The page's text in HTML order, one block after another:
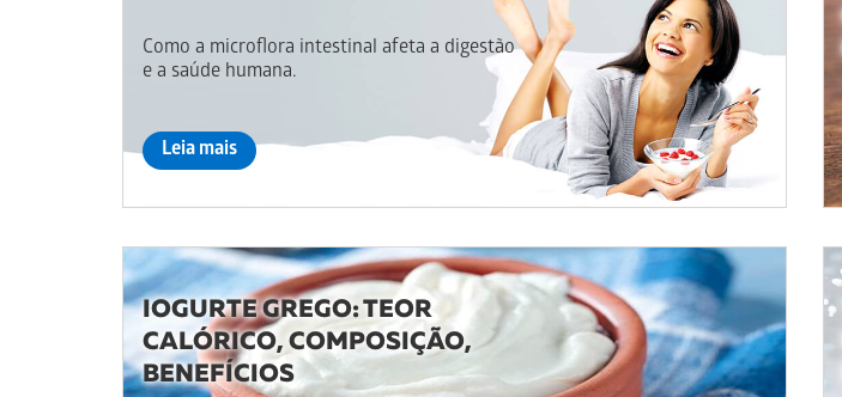
Como a microflora intestinal afeta a digestão
e a saúde humana.
Leia mais
IOGURTE GREGO: TEOR
CALÓRICO, COMPOSIÇÃO,
BENEFÍCIOS